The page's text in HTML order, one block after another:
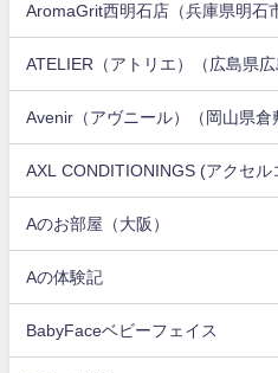
AromaGrit西明石店（兵庫県明石
ATELIER（アトリエ）（広島県広
Avenir（アヴニール）（岡山県倉
AXL CONDITIONINGS (アクセ
Aのお部屋（大阪）
Aの体験記
BabyFaceベビーフェイス